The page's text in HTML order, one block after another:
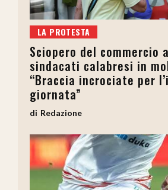
LA PROTESTA
Sciopero del commercio
sindacati calabresi in
“Braccia incrociate per
giornata”
Redazione